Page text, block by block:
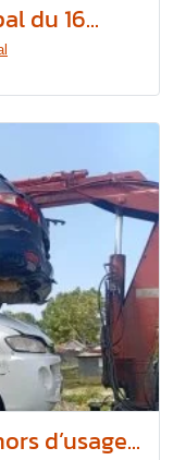
du 16...
d’usage...